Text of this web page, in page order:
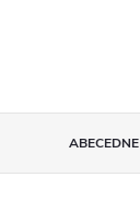
ABECEDNE